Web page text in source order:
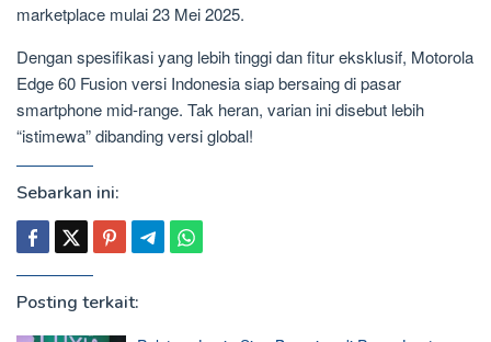
marketplace mulai 23 Mei 2025.
Dengan spesifikasi yang lebih tinggi dan fitur eksklusif, Motorola
Edge 60 Fusion versi Indonesia siap bersaing di pasar
smartphone mid-range. Tak heran, varian ini disebut lebih
“istimewa” dibanding versi global!
Sebarkan ini:
Posting terkait: